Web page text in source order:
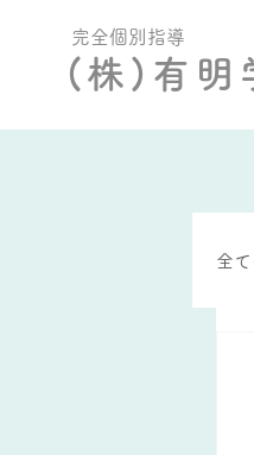
完全個別指導
(株)有明
全